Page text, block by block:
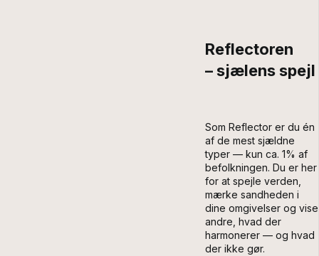
Reflectoren
– sjælens spejl
Som Reflector er du én
af de mest sjældne
typer — kun ca. 1% af
befolkningen. Du er her
for at spejle verden,
mærke sandheden i
dine omgivelser og vise
andre, hvad der
harmonerer — og hvad
der ikke gør.